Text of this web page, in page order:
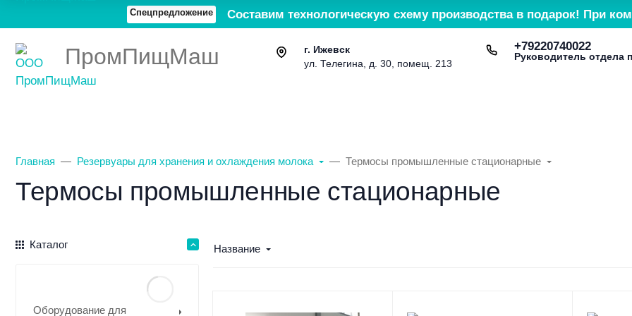
Спецпредложение Составим технологическую схему производства в подарок! При
ПромПищМаш
г. Ижевск
ул. Телегина, д. 30, помещ. 213
+79220740022
Руководитель отдела
Главная Резервуары для хранения и охлаждения молока Термосы промышленные стационарные
Термосы промышленные стационарные
Каталог
Оборудование для
Название